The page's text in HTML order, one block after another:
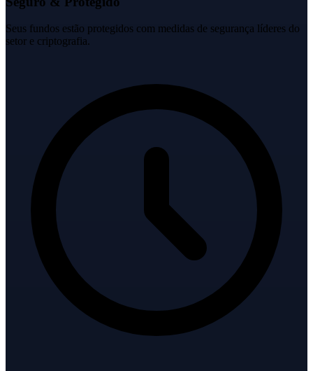
Seus fundos estão protegidos com medidas de segurança líderes do
setor e criptografia.